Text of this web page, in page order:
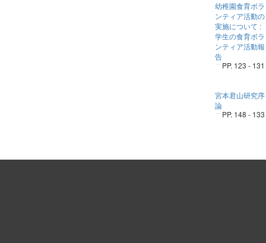
幼稚園食育ボラ
ンティア活動の
実施について :
学生の食育ボラ
ンティア活動報
告
PP. 123 - 131
宮本君山研究序
論
PP. 148 - 133